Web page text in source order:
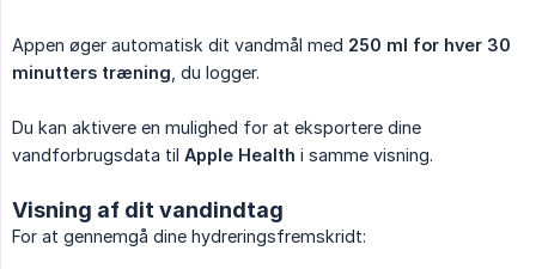
Appen øger automatisk dit vandmål med 250 ml for hver 30
minutters træning , du logger.
Du kan aktivere en mulighed for at eksportere dine
vandforbrugsdata til Apple Health i samme visning.
Visning af dit vandindtag
For at gennemgå dine hydreringsfremskridt: